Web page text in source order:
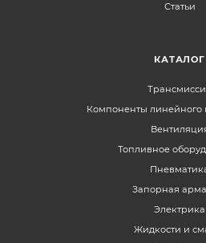
Статьи
КАТАЛОГ
Компоненты
Топливное
Запорная
Электрика
Жидкости и